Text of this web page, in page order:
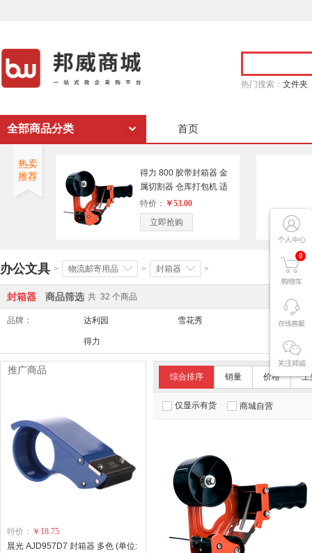
热门搜索： 文件夹
0
全部商品分类 首页
热卖
推荐
得力 800 胶带封箱器 金
属切割器 仓库打包机 适
用60mm及以下胶带（单
位：个）
特价： ￥53.00
立即抢购
办公文具 > 物流邮寄用品 > 封箱器 >
封箱器 商品筛选 共 32 个商品
品牌： 达利园 雪花秀 舒适达/
得力
综合排序 销量 价格 上
仅显示有货 商城自营
推广商品
特价： ￥18.75
晨光 AJD957D7 封箱器 多色 (单位: